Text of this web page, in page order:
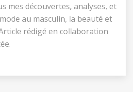
mes découvertes, analyses, et
au masculin, la beauté et
rédigé en collaboration